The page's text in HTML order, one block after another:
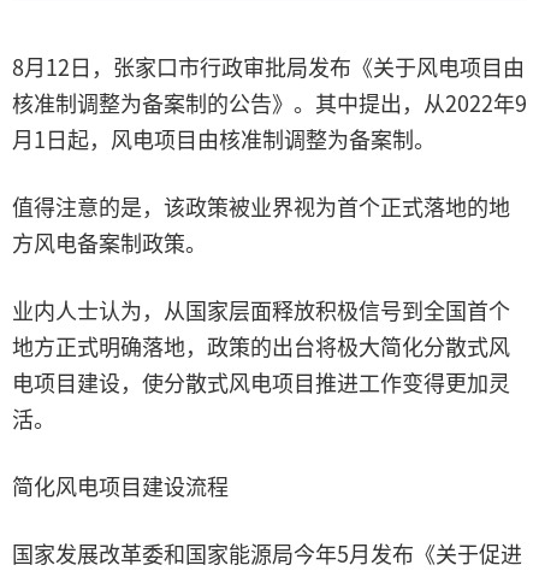
8月12日，张家口市行政审批局发布《关于风电项目由
核准制调整为备案制的公告》。其中提出，从2022年9
月1日起，风电项目由核准制调整为备案制。
值得注意的是，该政策被业界视为首个正式落地的地
方风电备案制政策。
业内人士认为，从国家层面释放积极信号到全国首个
地方正式明确落地，政策的出台将极大简化分散式风
电项目建设，使分散式风电项目推进工作变得更加灵
活。
简化风电项目建设流程
国家发展改革委和国家能源局今年5月发布《关于促进